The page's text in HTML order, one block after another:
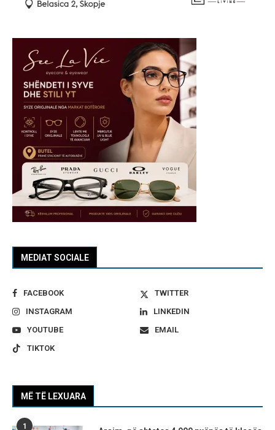
MEDIAT SOCIALE
FACEBOOK
TWITTER
INSTAGRAM
LINKEDIN
YOUTUBE
EMAIL
TIKTOK
MË TË LEXUARA
1